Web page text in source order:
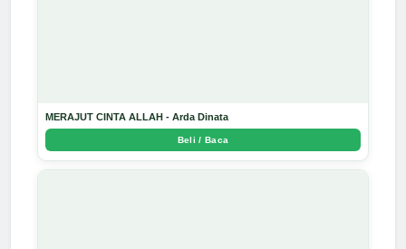
MERAJUT CINTA ALLAH - Arda Dinata
Beli / Baca